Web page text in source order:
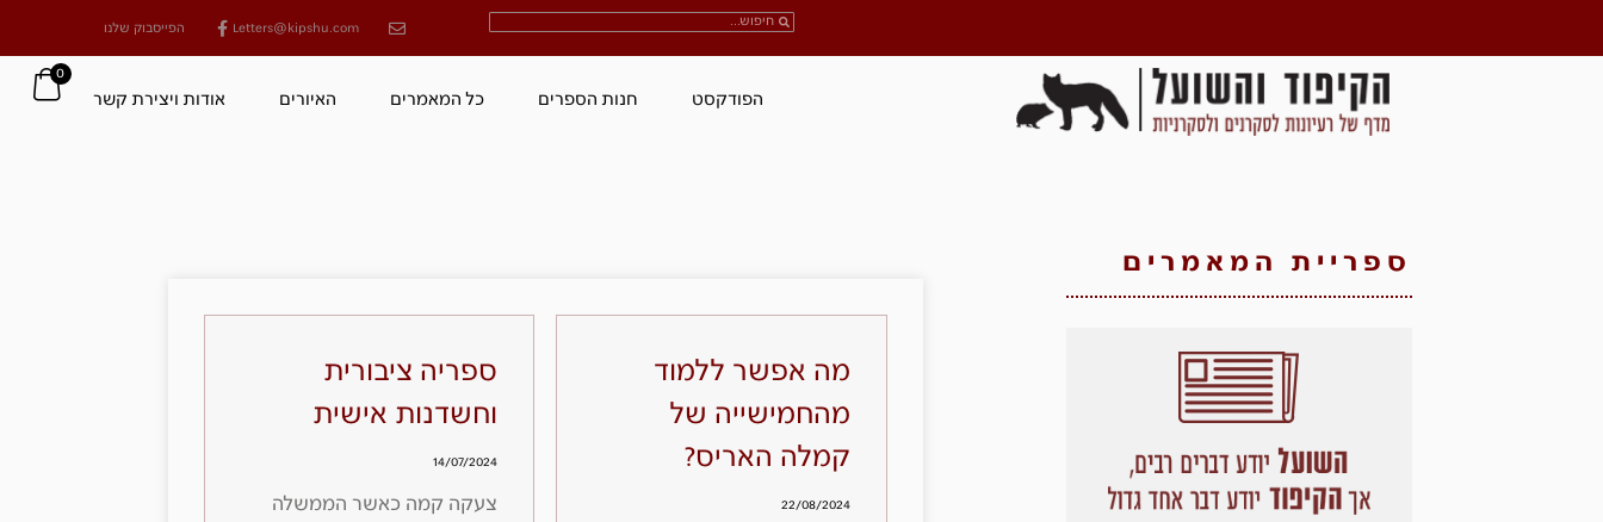
Letters@kipshu.com הפייסבוק שלנו
הפודקסט חנות הספרים כל המאמרים האיורים אודות ויצירת קשר
0
ספריית המאמרים
מה אפשר ללמוד
מהחמישייה של
קמלה האריס?
22/08/2024
ספריה ציבורית
וחשדנות אישית
14/07/2024
צעקה קמה כאשר הממשלה